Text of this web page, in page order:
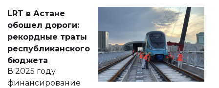
документ
появился в базе
нормативных
правовых актов и
на сайте маслихат
города.
LRT в Астане
обошел дороги:
рекордные траты
республиканского
бюджета
В 2025 году
финансирование